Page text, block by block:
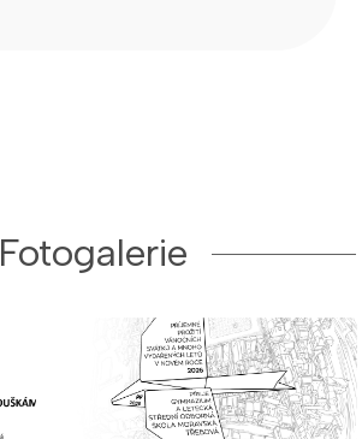
Fotogalerie